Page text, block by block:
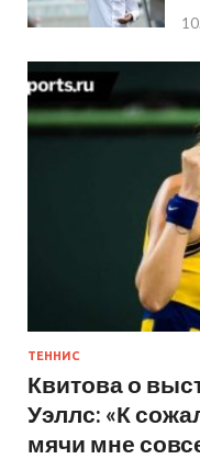
ТЕННИС
Квитова о
Уэллс: «К
мячи мне